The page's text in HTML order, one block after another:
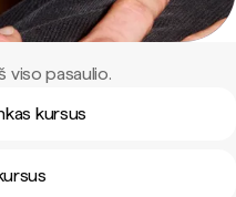
viso pasaulio.
kursus